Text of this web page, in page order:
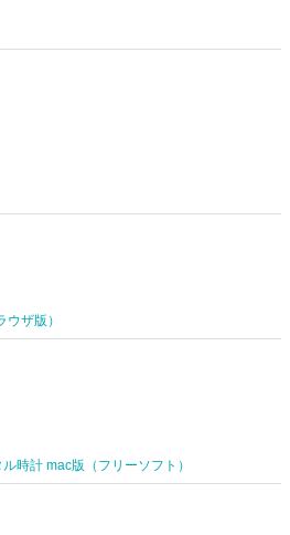
ザ版）
時計 mac版（フリーソフト）